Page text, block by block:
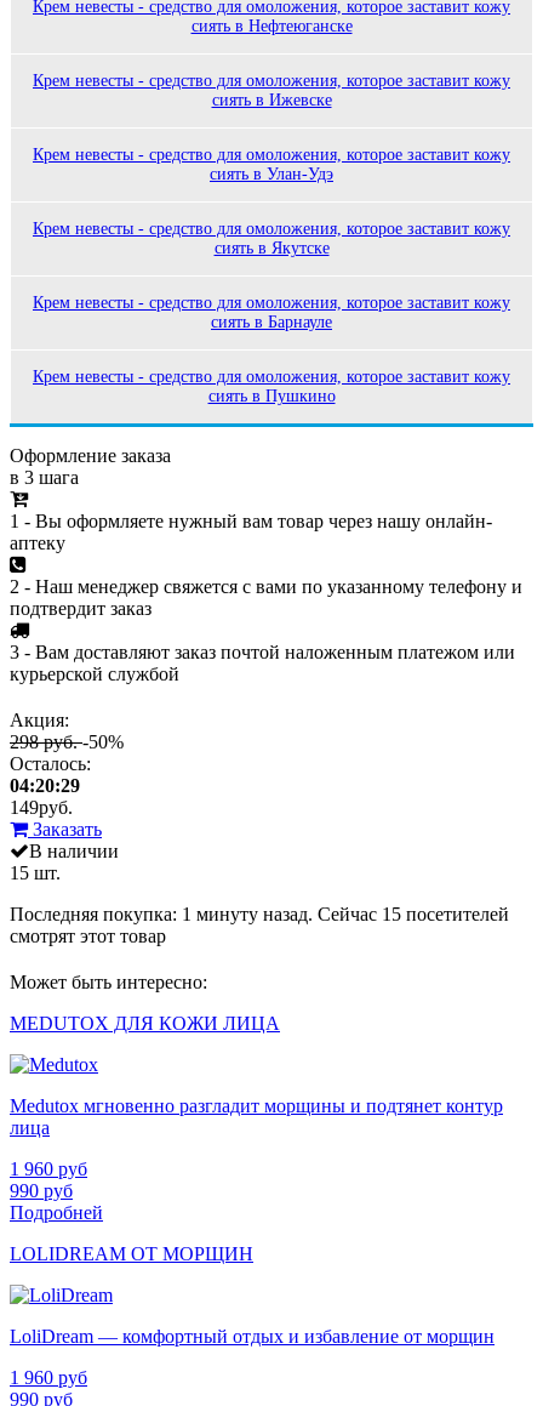
Крем невесты - средство для омоложения, которое заставит кожу
сиять в Нефтеюганске
Крем невесты - средство для омоложения, которое заставит кожу
сиять в Ижевске
Крем невесты - средство для омоложения, которое заставит кожу
сиять в Улан-Удэ
Крем невесты - средство для омоложения, которое заставит кожу
сиять в Якутске
Крем невесты - средство для омоложения, которое заставит кожу
сиять в Барнауле
Крем невесты - средство для омоложения, которое заставит кожу
сиять в Пушкино
Оформление заказа
в 3 шага
1 - Вы оформляете нужный вам товар через нашу онлайн-
аптеку
2 - Наш менеджер свяжется с вами по указанному телефону и
подтвердит заказ
3 - Вам доставляют заказ почтой наложенным платежом или
курьерской службой
Акция:
298 руб.-50%
Осталось:
04:20:29
149руб.
Заказать
В наличии
15 шт.
Последняя покупка: 1 минуту назад. Сейчас 15 посетителей
смотрят этот товар
Может быть интересно:
MEDUTOX ДЛЯ КОЖИ ЛИЦА
Medutox мгновенно разгладит морщины и подтянет контур
лица
1 960 руб
990 руб
Подробней
LOLIDREAM ОТ МОРЩИН
LoliDream — комфортный отдых и избавление от морщин
1 960 руб
990 руб